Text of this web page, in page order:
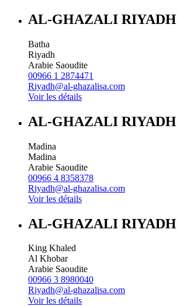
AL-GHAZALI RIYADH
Batha
Riyadh
Arabie Saoudite
00966 1 2874471
Riyadh@al-ghazalisa.com
Voir les détails
AL-GHAZALI RIYADH
Madina
Madina
Arabie Saoudite
00966 4 8358378
Riyadh@al-ghazalisa.com
Voir les détails
AL-GHAZALI RIYADH
King Khaled
Al Khobar
Arabie Saoudite
00966 3 8980040
Riyadh@al-ghazalisa.com
Voir les détails